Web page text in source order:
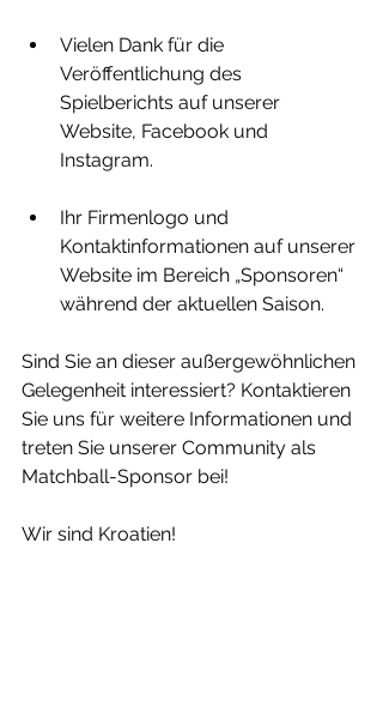
Vielen Dank für die
Veröffentlichung des
Spielberichts auf unserer
Website, Facebook und
Instagram.
Ihr Firmenlogo und
Kontaktinformationen auf unserer
Website im Bereich „Sponsoren“
während der aktuellen Saison.
Sind Sie an dieser außergewöhnlichen
Gelegenheit interessiert? Kontaktieren
Sie uns für weitere Informationen und
treten Sie unserer Community als
Matchball-Sponsor bei!
Wir sind Kroatien!